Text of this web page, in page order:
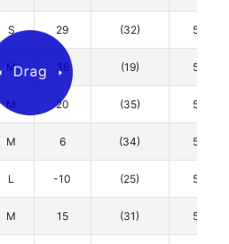
S 29 (32) 5
M 36 (19) 5
M 20 (35) 5
M 6 (34) 5
L -10 (25) 5
M 15 (31) 5